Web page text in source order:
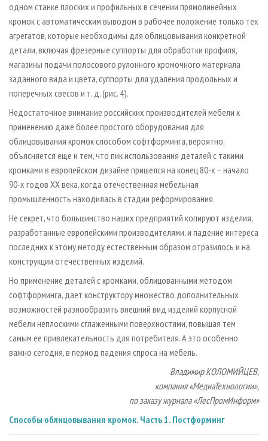
одном станке плоских и профильных в сечении прямолинейных
кромок с автоматическим выводом в рабочее положение только тех
агрегатов, которые необходимы для облицовывания конкретной
детали, включая фрезерные суппорты для обработки профиля,
магазины подачи полосового рулонного кромочного материала
заданного вида и цвета, суппорты для удаления продольных и
поперечных свесов и т. д. (рис. 4).
Недостаточное внимание российских производителей мебели к
применению даже более простого оборудования для
облицовывания кромок способом софтформинга, вероятно,
объясняется еще и тем, что пик использования деталей с такими
кромками в европейском дизайне пришелся на конец 80­-х − начало
90-­х годов ХХ века, когда отечественная мебельная
промышленность находилась в стадии реформирования.
Не секрет, что большинство наших предприятий копируют изделия,
разработанные европейскими производителями, и падение интереса
последних к этому методу естественным образом отразилось и на
конструкции отечественных изделий.
Но применение деталей с кромками, облицованными методом
софтформинга, дает конструктору множество дополнительных
возможностей разнообразить внешний вид изделий корпусной
мебели неплоскими сглаженными поверхностями, повышая тем
самым ее привлекательность для потребителя. А это особенно
важно сегодня, в период падения спроса на мебель.
Владимир КОЛОМИЙЦЕВ,
компания «МедиаТехнологии»,
по заказу журнала «ЛесПромИнформ»
Способы облицовывания кромок. Часть 1. Постформинг